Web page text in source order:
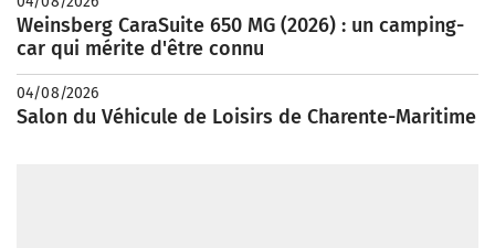
Weinsberg CaraSuite 650 MG (2026) : un camping-
car qui mérite d'être connu
04/08/2026
Salon du Véhicule de Loisirs de Charente-Maritime